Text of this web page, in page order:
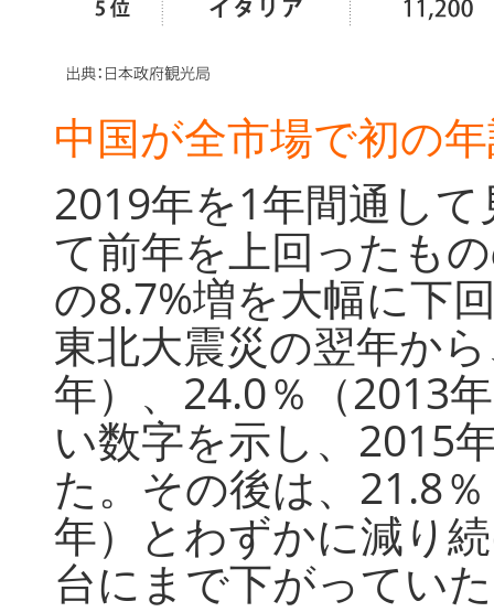
中国が全市場で初の
2019年を1年間通し
て前年を上回ったも
の8.7%増を大幅に下
東北大震災の翌年か
年）、24.0％（2013
い数字を示し、2015
た。その後は、21.8
年）とわずかに減り
台にまで下がってい